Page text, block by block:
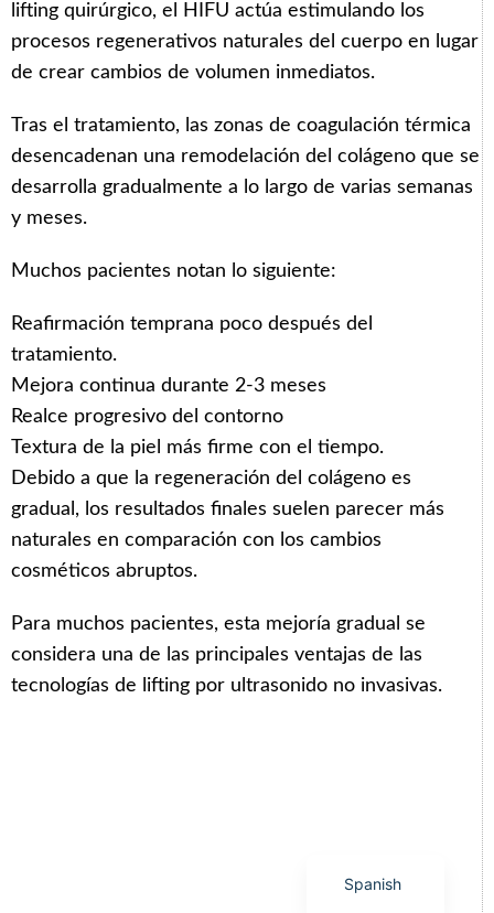
lifting quirúrgico, el HIFU actúa estimulando los
procesos regenerativos naturales del cuerpo en lugar
de crear cambios de volumen inmediatos.
Tras el tratamiento, las zonas de coagulación térmica
desencadenan una remodelación del colágeno que se
desarrolla gradualmente a lo largo de varias semanas
y meses.
Muchos pacientes notan lo siguiente:
Reafirmación temprana poco después del
tratamiento.
Mejora continua durante 2-3 meses
Realce progresivo del contorno
Textura de la piel más firme con el tiempo.
Debido a que la regeneración del colágeno es
gradual, los resultados finales suelen parecer más
naturales en comparación con los cambios
cosméticos abruptos.
Para muchos pacientes, esta mejoría gradual se
considera una de las principales ventajas de las
tecnologías de lifting por ultrasonido no invasivas.
Spanish
German
Korean